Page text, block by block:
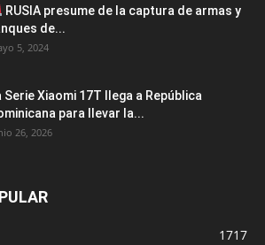
RUSIA presume de la captura de armas y
de...
5, 2024
Serie Xiaomi 17T llega a República
para llevar la...
26, 2026
1717